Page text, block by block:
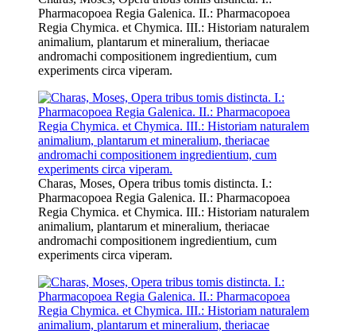
Pharmacopoea Regia Galenica. II.: Pharmacopoea
Regia Chymica. et Chymica. III.: Historiam naturalem
animalium, plantarum et mineralium, theriacae
andromachi compositionem ingredientium, cum
experiments circa viperam.
Charas, Moses, Opera tribus tomis distincta. I.:
Pharmacopoea Regia Galenica. II.: Pharmacopoea
Regia Chymica. et Chymica. III.: Historiam naturalem
animalium, plantarum et mineralium, theriacae
andromachi compositionem ingredientium, cum
experiments circa viperam.